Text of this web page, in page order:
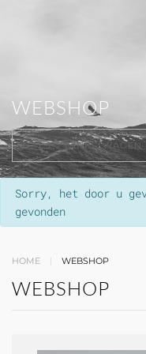
WEBSHOP
WINKELWAGEN
info
Sorry, het door u
gevonden
HOME WEBSHOP
WEBSHOP